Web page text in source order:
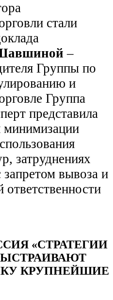
стали
–
Группы по
и
Группа
представила
минимизации
затруднениях
запретом вывоза и
ответственности
«СТРАТЕГИИ
КРУПНЕЙШИЕ